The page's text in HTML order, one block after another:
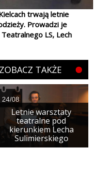
trwają letnie
Prowadzi je
LS, Lech
ZOBACZ TAKŻE
24/08
Letnie warsztaty
teatralne pod
kierunkiem Lecha
Sulimierskiego